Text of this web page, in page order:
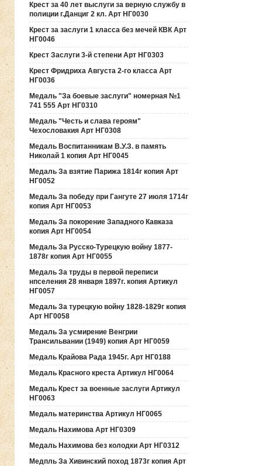
Крест за 40 лет выслуги за верную службу в
полиции г.Данциг 2 кл. Арт НГ0030
Крест за заслуги 1 класса без мечей КВК Арт
НГ0046
Крест Заслуги 3-й степени Арт НГ0303
Крест Фридриха Августа 2-го класса Арт
НГ0036
Медаль "За боевые заслуги" номерная №1
741 555 Арт НГ0310
Медаль "Честь и слава героям"
Чехословакия Арт НГ0308
Медаль Воспитанникам В.У.З. в память
Николай 1 копия Арт НГ0045
Медаль За взятие Парижа 1814г копия Арт
НГ0052
Медаль За победу при Гангуте 27 июля 1714г
копия Арт НГ0053
Медаль За покорение Западного Кавказа
копия Арт НГ0054
Медаль За Русско-Турецкую войну 1877-
1878г копия Арт НГ0055
Медаль За труды в первой переписи
нпселения 28 января 1897г. копия Артикул
НГ0057
Медаль За турецкую войну 1828-1829г копия
Арт НГ0058
Медаль За усмирение Венгрии
Трансильвании (1949) копия Арт НГ0059
Медаль Крайова Рада 1945г. Арт НГ0188
Медаль Красного креста Артикул НГ0064
Медаль Крест за военные заслуги Артикул
НГ0063
Медаль материнства Артикул НГ0065
Медаль Нахимова Арт НГ0309
Медаль Нахимова без колодки Арт НГ0312
Медпль За Хивинский поход 1873г копия Арт